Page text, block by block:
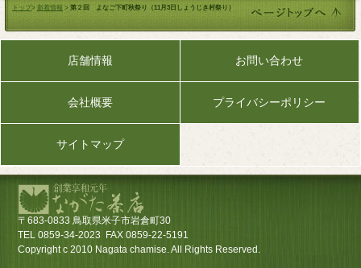
トップ> 新着情報 > 第２回 よなご下町秋祭り（11月3日しょうじき村祭り）
店舗情報 お問い合わせ
会社概要 プライバシーポリシー
サイトマップ
〒683-0833 鳥取県米子市岩倉町30
TEL 0859-34-2023 FAX 0859-22-5191
Copyright c 2010 Nagata chamise. All Rights Reserved.